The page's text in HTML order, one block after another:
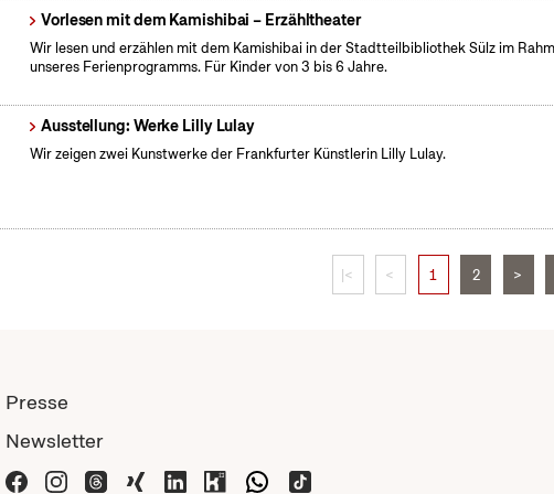
Vorlesen mit dem Kamishibai – Erzähltheater
Wir lesen und erzählen mit dem Kamishibai in der Stadtteilbibliothek Sülz im
unseres Ferienprogramms. Für Kinder von 3 bis 6 Jahre.
Ausstellung: Werke Lilly Lulay
Wir zeigen zwei Kunstwerke der Frankfurter Künstlerin Lilly Lulay.
|< < 1 2 >
Presse
Newsletter